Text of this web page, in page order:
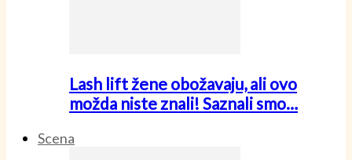
Lash lift žene obožavaju, ali ovo
možda niste znali! Saznali smo…
Scena